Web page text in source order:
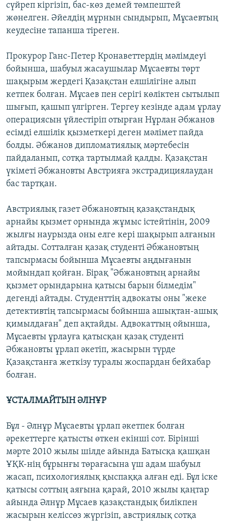
сүйреп кіргізіп, бас-көз демей төмпештей
жөнелген. Әйелдің мұрнын сындырып, Мұсаевтың
кеудесіне тапанша тіреген.
Прокурор Ганс-Петер Кронаветтердің мәлімдеуі
бойынша, шабуыл жасаушылар Мұсаевты төрт
шақырым жердегі Қазақстан елшілігіне алып
кетпек болған. Мұсаев пен серігі көліктен сытылып
шығып, қашып үлгірген. Тергеу кезінде адам ұрлау
операциясын үйлестіріп отырған Нұрлан Әбжанов
есімді елшілік қызметкері деген мәлімет пайда
болды. Әбжанов дипломатиялық мәртебесін
пайдаланып, сотқа тартылмай қалды. Қазақстан
үкіметі Әбжановты Австрияға экстрадициялаудан
бас тартқан.
Австриялық газет Әбжановтың қазақстандық
арнайы қызмет орнында жұмыс істейтінін, 2009
жылғы наурызда оны елге кері шақырып алғанын
айтады. Сотталған қазақ студенті Әбжановтың
тапсырмасы бойынша Мұсаевты аңдығанын
мойындап қойған. Бірақ "Әбжановтың арнайы
қызмет орындарына қатысы барын білмедім"
дегенді айтады. Студенттің адвокаты оны "жеке
детективтің тапсырмасы бойынша ашықтан-ашық
қимылдаған" деп ақтайды. Адвокаттың ойынша,
Мұсаевты ұрлауға қатысқан қазақ студенті
Әбжановты ұрлап әкетіп, жасырын түрде
Қазақстанға жеткізу туралы жоспардан бейхабар
болған.
ҰСТАЛМАЙТЫН ӘЛНҰР
Бұл - Әлнұр Мұсаевты ұрлап әкетпек болған
әрекеттерге қатысты өткен екінші сот. Бірінші
мәрте 2010 жылы шілде айында Батысқа қашқан
ҰҚК-нің бұрынғы төрағасына үш адам шабуыл
жасап, психологиялық қыспаққа алған еді. Бұл іске
қатысы соттың аяғына қарай, 2010 жылы қаңтар
айында Әлнұр Мұсаев қазақстандық билікпен
жасырын келіссөз жүргізіп, австриялық сотқа